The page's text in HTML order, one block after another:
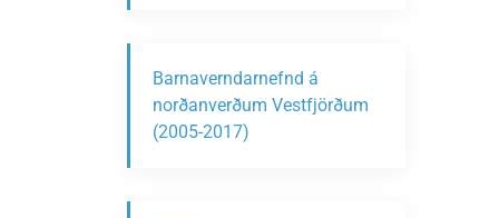
Barnaverndarnefnd á
norðanverðum Vestfjörðum
(2005-2017)